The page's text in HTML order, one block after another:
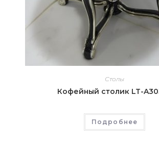
Столы
Кофейный столик LT-
Подробнее